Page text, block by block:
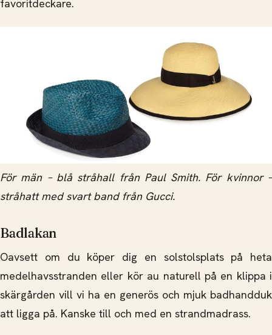
favoritdeckare.
För män – blå stråhall från Paul Smith. För kvinnor –
stråhatt med svart band från Gucci.
Badlakan
Oavsett om du köper dig en solstolsplats på heta
medelhavsstranden eller kör au naturell på en klippa i
skärgården vill vi ha en generös och mjuk badhandduk
att ligga på. Kanske till och med en strandmadrass.